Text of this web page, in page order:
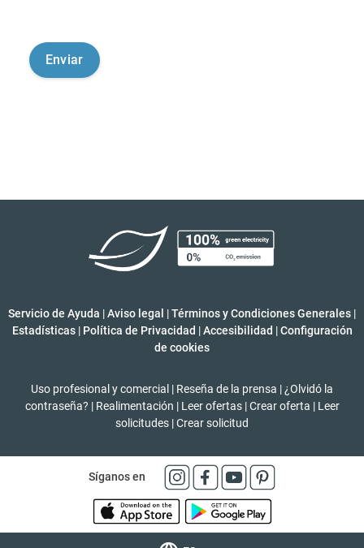
Servicio de Ayuda |Aviso legal |Términos y Condiciones Generales |
Estadísticas | Política de Privacidad | Accesibilidad | Configuración
de cookies
Uso profesional y comercial | Reseña de la prensa | ¿Olvidó la
contraseña? | Realimentación | Leer ofertas | Crear oferta | Leer
solicitudes |Crear solicitud
Síganos en